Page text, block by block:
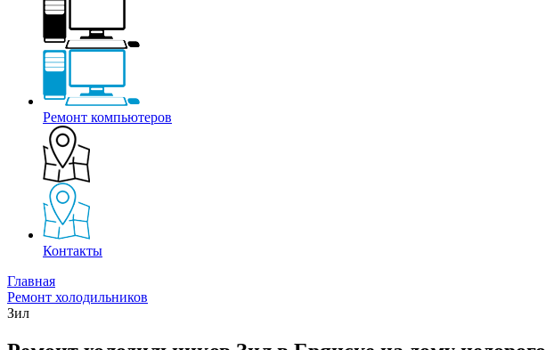
Ремонт компьютеров
Контакты
Главная
Ремонт холодильников
Зил